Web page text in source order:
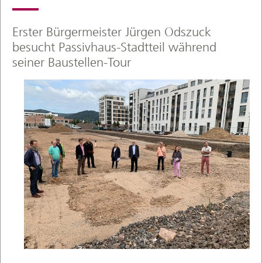
Erster Bürgermeister Jürgen Odszuck
besucht Passivhaus-Stadtteil während
seiner Baustellen-Tour